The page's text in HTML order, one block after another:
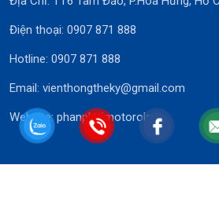
Điện thoại: 0907 871 888
Hotline: 0907 871 888
Email: vienthongtheky@gmail.com
Website: phanphoimotorola.vn